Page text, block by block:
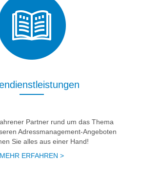
Partner rund um das Thema
Adressmanagement-Angeboten
Sie alles aus einer Hand!
MEHR ERFAHREN >